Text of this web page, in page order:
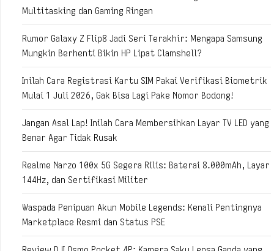
Multitasking dan Gaming Ringan
Rumor Galaxy Z Flip8 Jadi Seri Terakhir: Mengapa Samsung
Mungkin Berhenti Bikin HP Lipat Clamshell?
Inilah Cara Registrasi Kartu SIM Pakai Verifikasi Biometrik
Mulai 1 Juli 2026, Gak Bisa Lagi Pake Nomor Bodong!
Jangan Asal Lap! Inilah Cara Membersihkan Layar TV LED yang
Benar Agar Tidak Rusak
Realme Narzo 100x 5G Segera Rilis: Baterai 8.000mAh, Layar
144Hz, dan Sertifikasi Militer
Waspada Penipuan Akun Mobile Legends: Kenali Pentingnya
Marketplace Resmi dan Status PSE